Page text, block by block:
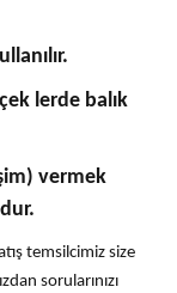
lerde balık
vermek
temsilcimiz size
sorularınızı